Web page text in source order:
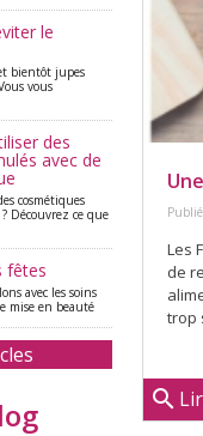
le
bientôt jupes
vous
des
avec de
cosmétiques
Découvrez ce que
fêtes
avec les soins
mise en beauté
Les
de
trop
search